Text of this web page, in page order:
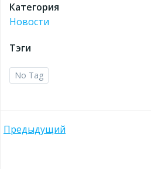
Категория
Новости
Тэги
No Tag
Навигация
Предыдущий